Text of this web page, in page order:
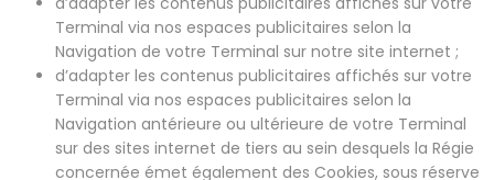
Terminal via nos espaces publicitaires selon la
Navigation de votre Terminal sur notre site internet ;
d’adapter les contenus publicitaires affichés sur votre
Terminal via nos espaces publicitaires selon la
Navigation antérieure ou ultérieure de votre Terminal
sur des sites internet de tiers au sein desquels la Régie
concernée émet également des Cookies, sous réserve